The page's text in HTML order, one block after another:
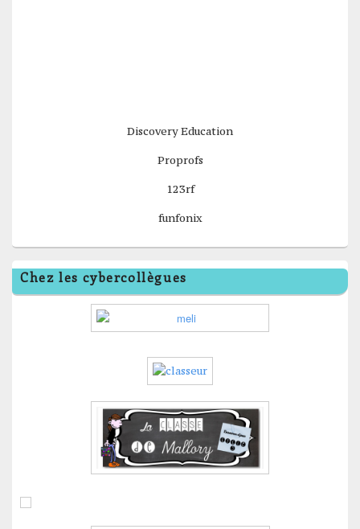
Discovery Education
Proprofs
123rf
funfonix
Chez les cybercollègues